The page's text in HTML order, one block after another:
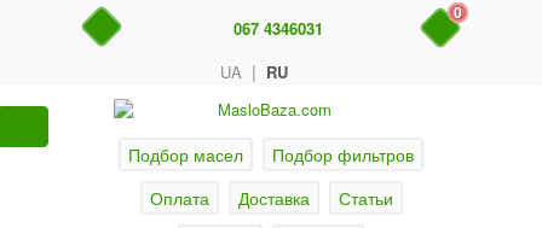
UA | RU
067 4346031
0
Подбор масел
Подбор фильтров
Оплата
Доставка
Статьи